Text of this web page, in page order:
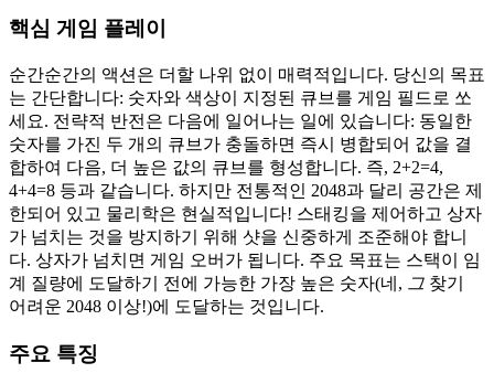
핵심 게임 플레이
순간순간의 액션은 더할 나위 없이 매력적입니다. 당신의 목표
는 간단합니다: 숫자와 색상이 지정된 큐브를 게임 필드로 쏘
세요. 전략적 반전은 다음에 일어나는 일에 있습니다: 동일한
숫자를 가진 두 개의 큐브가 충돌하면 즉시 병합되어 값을 결
합하여 다음, 더 높은 값의 큐브를 형성합니다. 즉, 2+2=4,
4+4=8 등과 같습니다. 하지만 전통적인 2048과 달리 공간은 제
한되어 있고 물리학은 현실적입니다! 스태킹을 제어하고 상자
가 넘치는 것을 방지하기 위해 샷을 신중하게 조준해야 합니
다. 상자가 넘치면 게임 오버가 됩니다. 주요 목표는 스택이 임
계 질량에 도달하기 전에 가능한 가장 높은 숫자(네, 그 찾기
어려운 2048 이상!)에 도달하는 것입니다.
주요 특징